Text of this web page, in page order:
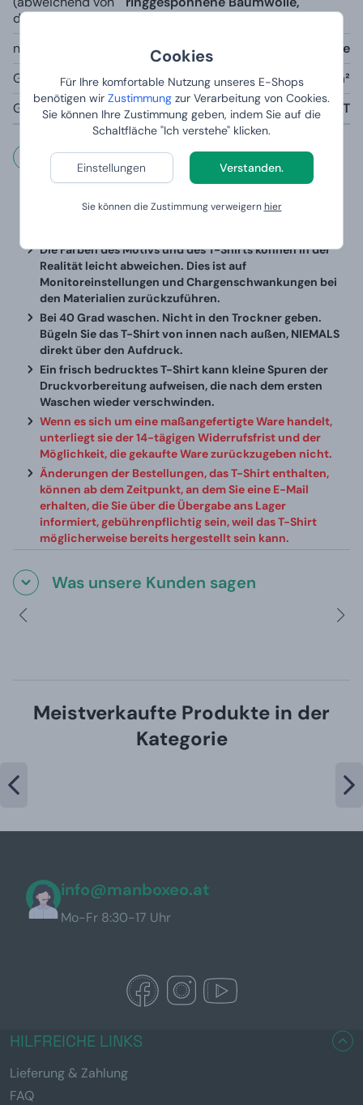
Cookies
Für Ihre komfortable Nutzung unseres E-Shops
benötigen wir Zustimmung zur Verarbeitung von Cookies.
Sie können Ihre Zustimmung geben, indem Sie auf die
Schaltfläche "Ich verstehe" klicken.
Einstellungen Verstanden.
Sie können die Zustimmung verweigernhier
der Farbe Grau):
Halsausschnitt mit 5 % Elasthan
nur graue Farbe:
85% Baumwolle, 15% Viskose
Gewicht:
190g/m²
Größentabelle:
siehe unten IN TEXT
Wichtige Informationen
unten stehende Tabelle halten, in der die genauen
Die Farben des Motivs und des T-Shirts können in der
Realität leicht abweichen. Dies ist auf
Monitoreinstellungen und Chargenschwankungen bei
den Materialien zurückzuführen.
Bei 40 Grad waschen. Nicht in den Trockner geben.
Bügeln Sie das T-Shirt von innen nach außen, NIEMALS
direkt über den Aufdruck.
Ein frisch bedrucktes T-Shirt kann kleine Spuren der
Druckvorbereitung aufweisen, die nach dem ersten
Waschen wieder verschwinden.
Wenn es sich um eine maßangefertigte Ware handelt,
unterliegt sie der 14-tägigen Widerrufsfrist und der
Möglichkeit, die gekaufte Ware zurückzugeben nicht.
Änderungen der Bestellungen, das T-Shirt enthalten,
können ab dem Zeitpunkt, an dem Sie eine E-Mail
erhalten, die Sie über die Übergabe ans Lager
informiert, gebührenpflichtig sein, weil das T-Shirt
möglicherweise bereits hergestellt sein kann.
Was unsere Kunden sagen
Meistverkaufte Produkte in der
Kategorie
info@manboxeo.at
Mo-Fr 8:30-17 Uhr
HILFREICHE LINKS
Lieferung & Zahlung
FAQ